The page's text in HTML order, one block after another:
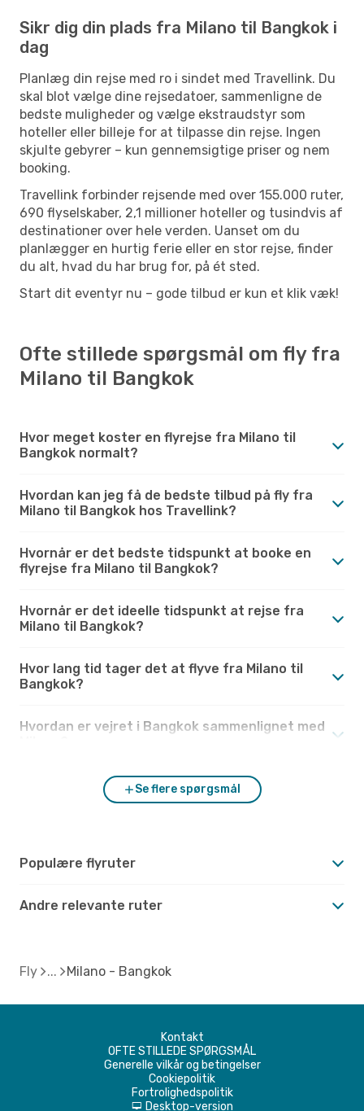
Sikr dig din plads fra Milano til Bangkok i
dag
Planlæg din rejse med ro i sindet med Travellink. Du
skal blot vælge dine rejsedatoer, sammenligne de
bedste muligheder og vælge ekstraudstyr som
hoteller eller billeje for at tilpasse din rejse. Ingen
skjulte gebyrer – kun gennemsigtige priser og nem
booking.
Travellink forbinder rejsende med over 155.000 ruter,
690 flyselskaber, 2,1 millioner hoteller og tusindvis af
destinationer over hele verden. Uanset om du
planlægger en hurtig ferie eller en stor rejse, finder
du alt, hvad du har brug for, på ét sted.
Start dit eventyr nu – gode tilbud er kun et klik væk!
Ofte stillede spørgsmål om fly fra
Milano til Bangkok
Hvor meget koster en flyrejse fra Milano til
Bangkok normalt?
Hvordan kan jeg få de bedste tilbud på fly fra
Milano til Bangkok hos Travellink?
Hvornår er det bedste tidspunkt at booke en
flyrejse fra Milano til Bangkok?
Hvornår er det ideelle tidspunkt at rejse fra
Milano til Bangkok?
Hvor lang tid tager det at flyve fra Milano til
Bangkok?
Hvordan er vejret i Bangkok sammenlignet med
Se flere spørgsmål
Populære flyruter
Andre relevante ruter
Fly Milano - Bangkok
Kontakt
OFTE STILLEDE SPØRGSMÅL
Generelle vilkår og betingelser
Cookiepolitik
Fortrolighedspolitik
d Desktop-version